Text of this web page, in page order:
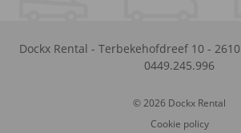
Dockx Rental - Terbekehofdreef 10 - 2610
0449.245.996
© 2026 Dockx Rental
Cookie policy